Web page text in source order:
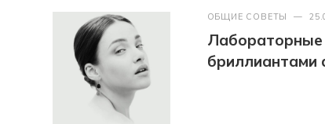
ОБЩИЕ СОВЕТЫ —
Лабораторные
бриллиантами